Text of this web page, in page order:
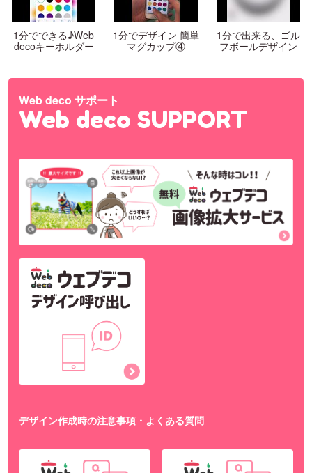
1分でできる♪Web
decoキーホルダー
1分でデザイン 簡単
マグカップ④
1分で出来る、ゴル
フボールデザイン
Web deco サポート
Web deco SUPPORT
デザイン作成時の注意事項・よくある質問